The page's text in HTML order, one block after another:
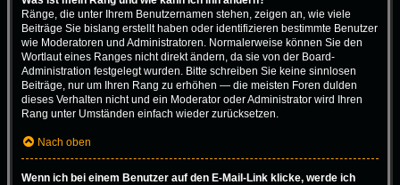
Ränge, die unter Ihrem Benutzernamen stehen, zeigen an, wie viele
Beiträge Sie bislang erstellt haben oder identifizieren bestimmte Benutzer
wie Moderatoren und Administratoren. Normalerweise können Sie den
Wortlaut eines Ranges nicht direkt ändern, da sie von der Board-
Administration festgelegt wurden. Bitte schreiben Sie keine sinnlosen
Beiträge, nur um Ihren Rang zu erhöhen — die meisten Foren dulden
dieses Verhalten nicht und ein Moderator oder Administrator wird Ihren
Rang unter Umständen einfach wieder zurücksetzen.
Nach oben
Wenn ich bei einem Benutzer auf den E-Mail-Link klicke, werde ich